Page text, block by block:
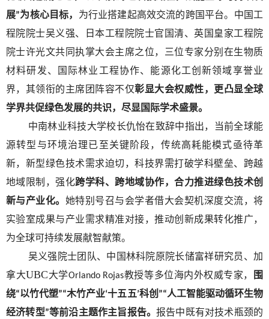
展”为核心目标， 为行业搭建起高效交流的跨国平台。中国工
程院院士吴义强、日本工程院院士官国清、英国皇家工程院
院士许光文共同执掌大会主席之位，三位专家分别在生物质
材料研发、国际林业工程协作、能源化工创新领域享誉业
界，其领衔的主席团阵容不仅彰显大会权威性，更凸显全球
学界共促绿色发展的共识，尽显国际学术盛景。
中南林业科技大学校长仇怡在致辞中指出，当前全球能
源转型与环境治理已至关键阶段，传统高耗能模式亟待革
新，新型绿色技术需求迫切，科技界需打破学科壁垒、跨越
地域限制，强化跨学科、跨地域协作，合力推进绿色技术创
新与产业化。 她特别号召与会学者借大会契机深度交流，将
实验室成果与产业需求精准对接，推动创新成果转化推广，
为全球可持续发展献智献策。
吴义强院士团队、中国林科院原院长储富祥研究员、加
拿大UBC大学Orlando Rojas教授等多位海内外权威专家，
围
绕“以竹代塑”“木竹产业‘十五五’科创 ”“人工智能驱动循环生物
经济转型”等前沿主题作主旨报告。报告中既有对技术瓶颈的